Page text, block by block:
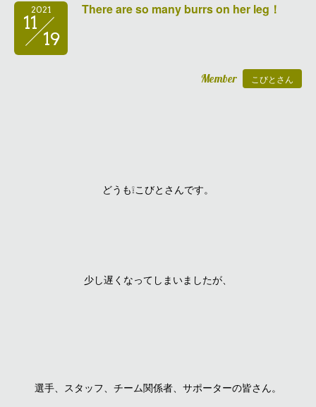
2021
11
19
There are so many burrs on her leg！
Member こびとさん
どうも❕こびとさんです。
少し遅くなってしまいましたが、
選手、スタッフ、チーム関係者、サポーターの皆さん。